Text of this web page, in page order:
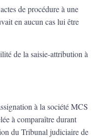
de procédure à une
en aucun cas lui être
de la saisie-attribution à
à la société MCS
à comparaître durant
du Tribunal judiciaire de